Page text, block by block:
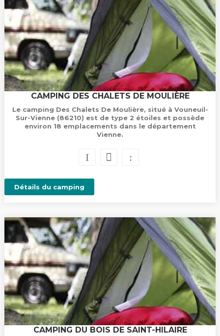
CAMPING DES CHALETS DE MOULIÈRE
Le camping Des Chalets De Moulière, situé à Vouneuil-
Sur-Vienne (86210) est de type 2 étoiles et possède
environ 18 emplacements dans le département
Vienne.
Détails du camping
CAMPING DU BOIS DE SAINT-HILAIRE